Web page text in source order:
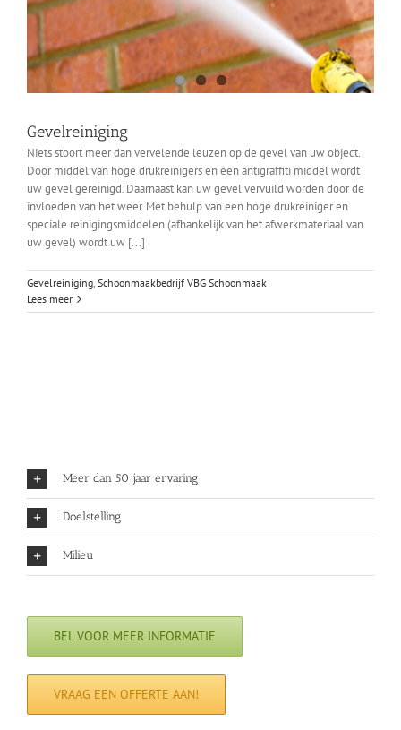
Gevelreiniging
Niets stoort meer dan vervelende leuzen op de gevel van uw object.
Door middel van hoge drukreinigers en een antigraffiti middel wordt
uw gevel gereinigd. Daarnaast kan uw gevel vervuild worden door de
invloeden van het weer. Met behulp van een hoge drukreiniger en
speciale reinigingsmiddelen (afhankelijk van het afwerkmateriaal van
uw gevel) wordt uw [...]
Gevelreiniging, Schoonmaakbedrijf VBG Schoonmaak
Lees meer
Meer dan 50 jaar ervaring
Doelstelling
Milieu
BEL VOOR MEER INFORMATIE
VRAAG EEN OFFERTE AAN!